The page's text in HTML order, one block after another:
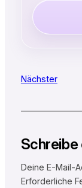
Nächster
Schreibe
Deine E-Mail-
Erforderliche